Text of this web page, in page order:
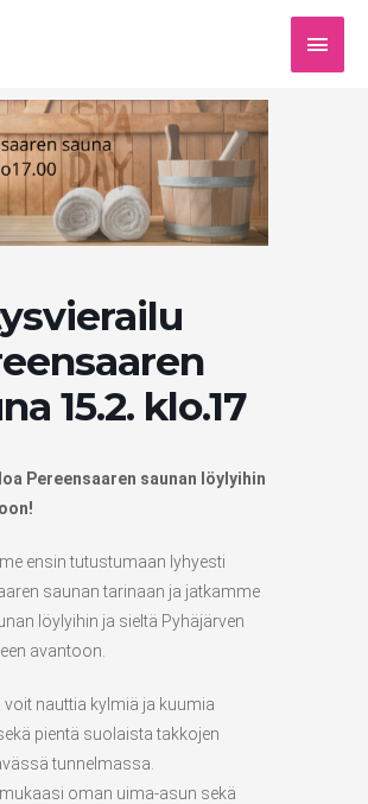
15.2. klo.17
Pereensaaren saunan löylyihin
ensin tutustumaan lyhyesti
saunan tarinaan ja jatkamme
löylyihin ja sieltä Pyhäjärven
avantoon.
voit nauttia kylmiä ja kuumia
pientä suolaista takkojen
tunnelmassa.
oman uima-asun sekä